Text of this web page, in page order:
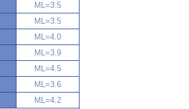
ML=3.5
ML=3.5
ML=4.0
ML=3.9
ML=4.5
ML=3.6
ML=4.2